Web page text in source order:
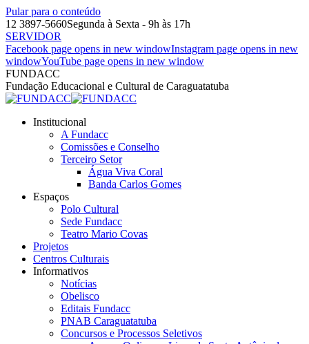
Pular para o conteúdo
12 3897-5660Segunda à Sexta - 9h às 17h
SERVIDOR
Facebook page opens in new windowInstagram page opens in new
windowYouTube page opens in new window
FUNDACC
Fundação Educacional e Cultural de Caraguatatuba
Institucional
A Fundacc
Comissões e Conselho
Terceiro Setor
Água Viva Coral
Banda Carlos Gomes
Espaços
Polo Cultural
Sede Fundacc
Teatro Mario Covas
Projetos
Centros Culturais
Informativos
Notícias
Obelisco
Editais Fundacc
PNAB Caraguatatuba
Concursos e Processos Seletivos